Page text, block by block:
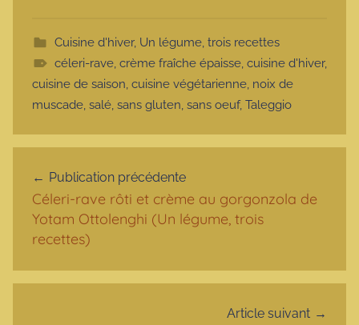
Cuisine d'hiver, Un légume, trois recettes
céleri-rave, crème fraîche épaisse, cuisine d'hiver,
cuisine de saison, cuisine végétarienne, noix de
muscade, salé, sans gluten, sans oeuf, Taleggio
Publication précédente
Céleri-rave rôti et crème au gorgonzola de
Yotam Ottolenghi (Un légume, trois
recettes)
Article suivant